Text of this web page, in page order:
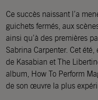
Ce succès naissant l’a
guichets fermés, aux
ainsi qu’à des premières
Sabrina Carpenter. Cet
de Kasabian et The
album, How To Perform
de son œuvre la plus